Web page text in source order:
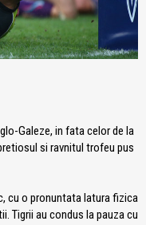
Galeze, in fata celor de la
si ravnitul trofeu pus
cu o pronuntata latura fizica
Tigrii au condus la pauza cu